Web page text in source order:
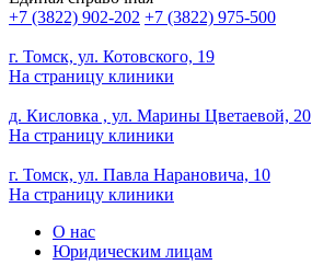
+7 (3822) 902-202 +7 (3822) 975-500
г. Томск, ул. Котовского, 19
На страницу клиники
д. Кисловка , ул. Марины Цветаевой, 20
На страницу клиники
г. Томск, ул. Павла Нарановича, 10
На страницу клиники
О нас
Юридическим лицам